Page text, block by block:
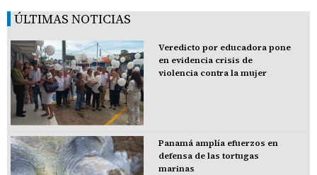
ÚLTIMAS NOTICIAS
Veredicto por educadora pone
en evidencia crisis de
violencia contra la mujer
Panamá amplía efuerzos en
defensa de las tortugas
marinas